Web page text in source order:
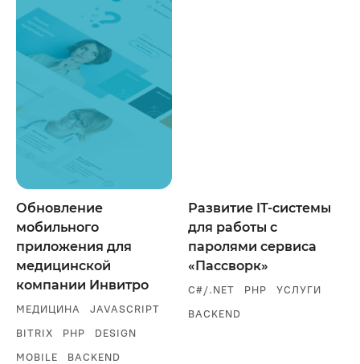
Обновление
мобильного
приложения для
медицинской
компании Инвитро
МЕДИЦИНА
JAVASCRIPT
BITRIX
PHP
DESIGN
MOBILE
BACKEND
Развитие IT-системы
для работы с
паролями сервиса
«Пассворк»
C#/.NET PHP
УСЛУГИ
BACKEND